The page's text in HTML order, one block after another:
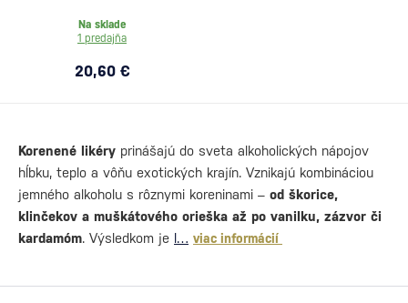
Na sklade
1 predajňa
20,60 €
Korenené likéry prinášajú do sveta alkoholických nápojov
hĺbku, teplo a vôňu exotických krajín. Vznikajú kombináciou
jemného alkoholu s rôznymi koreninami – od škorice,
klinčekov a muškátového orieška až po vanilku, zázvor či
kardamóm. Výsledkom je l… viac informácií